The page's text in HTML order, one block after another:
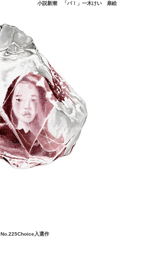
小説新潮 「パ！」一木けい 扉絵
No.225Choice入選作